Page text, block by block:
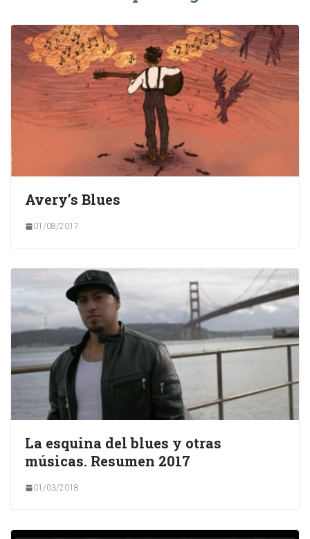
Avery’s Blues
01/08/2017
La esquina del blues y otras
músicas. Resumen 2017
01/03/2018